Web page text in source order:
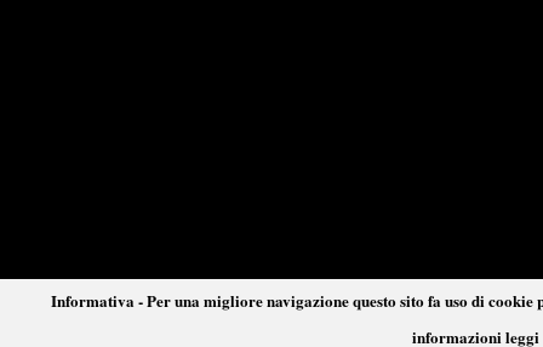
Informativa - Per una migliore navigazione questo sito fa uso di
informazioni leggi